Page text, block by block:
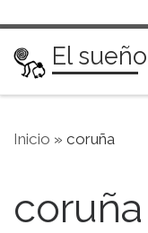
Saltar al
El
Inicio » coruña
coruña